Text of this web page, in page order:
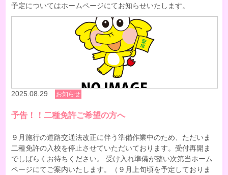
予定についてはホームページにてお知らせいたします。
2025.08.29 お知らせ
予告！！二種免許ご希望の方へ
９月施行の道路交通法改正に伴う準備作業中のため、ただいま
二種免許の入校を停止させていただいております。受付再開ま
でしばらくお待ちください。 受け入れ準備が整い次第当ホーム
ページにてご案内いたします。（９月上旬頃を予定しておりま